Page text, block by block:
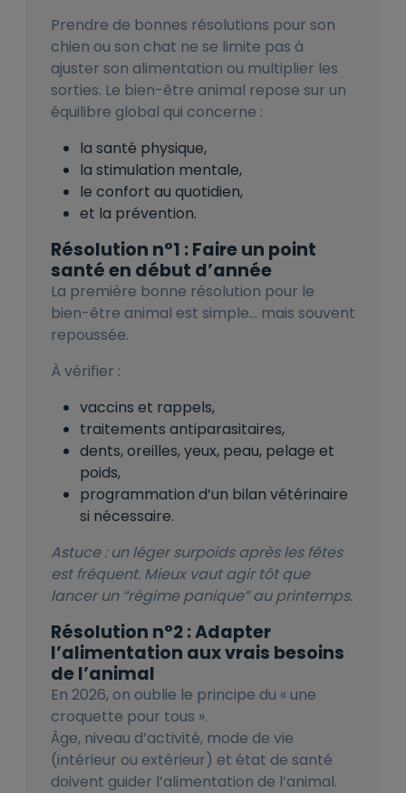
Prendre de bonnes résolutions pour son
chien ou son chat ne se limite pas à
ajuster son alimentation ou multiplier les
sorties. Le bien-être animal repose sur un
équilibre global qui concerne :
la santé physique,
la stimulation mentale,
le confort au quotidien,
et la prévention.
Résolution n°1 : Faire un point
santé en début d’année
La première bonne résolution pour le
bien-être animal est simple… mais souvent
repoussée.
À vérifier :
vaccins et rappels,
traitements antiparasitaires,
dents, oreilles, yeux, peau, pelage et
poids,
programmation d’un bilan vétérinaire
si nécessaire.
Astuce : un léger surpoids après les fêtes
est fréquent. Mieux vaut agir tôt que
lancer un “régime panique” au printemps.
Résolution n°2 : Adapter
l’alimentation aux vrais besoins
de l’animal
En 2026, on oublie le principe du « une
croquette pour tous ».
Âge, niveau d’activité, mode de vie
(intérieur ou extérieur) et état de santé
doivent guider l’alimentation de l’animal.